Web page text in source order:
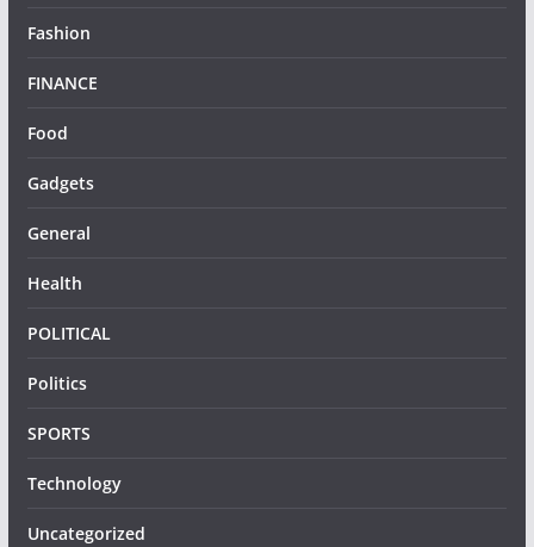
Fashion
FINANCE
Food
Gadgets
General
Health
POLITICAL
Politics
SPORTS
Technology
Uncategorized